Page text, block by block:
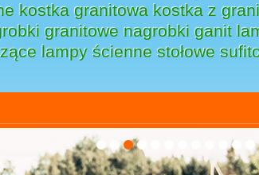
kostka granitowa kostka z
granitowe nagrobki ganit
lampy ścienne stołowe